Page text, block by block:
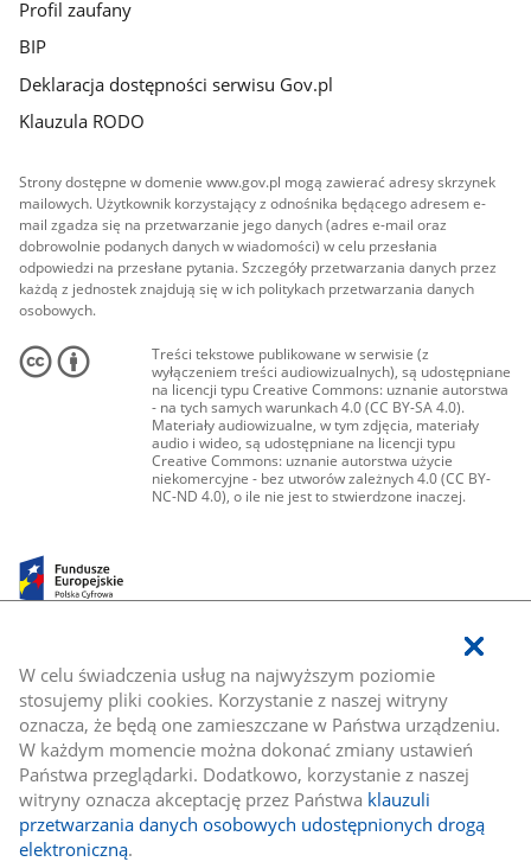
W celu świadczenia usług na najwyższym poziomie
stosujemy pliki cookies. Korzystanie z naszej witryny
oznacza, że będą one zamieszczane w Państwa urządzeniu.
W każdym momencie można dokonać zmiany ustawień
Państwa przeglądarki. Dodatkowo, korzystanie z naszej
witryny oznacza akceptację przez Państwa klauzuli
przetwarzania danych osobowych udostępnionych drogą
elektroniczną.
Profil zaufany
BIP
Deklaracja dostępności serwisu Gov.pl
Klauzula RODO
Strony dostępne w domenie www.gov.pl mogą zawierać adresy skrzynek
mailowych. Użytkownik korzystający z odnośnika będącego adresem e-
mail zgadza się na przetwarzanie jego danych (adres e-mail oraz
dobrowolnie podanych danych w wiadomości) w celu przesłania
odpowiedzi na przesłane pytania. Szczegóły przetwarzania danych przez
każdą z jednostek znajdują się w ich politykach przetwarzania danych
osobowych.
Treści tekstowe publikowane w serwisie (z
wyłączeniem treści audiowizualnych), są udostępniane
na licencji typu Creative Commons: uznanie autorstwa
- na tych samych warunkach 4.0 (CC BY-SA 4.0).
Materiały audiowizualne, w tym zdjęcia, materiały
audio i wideo, są udostępniane na licencji typu
Creative Commons: uznanie autorstwa użycie
niekomercyjne - bez utworów zależnych 4.0 (CC BY-
NC-ND 4.0), o ile nie jest to stwierdzone inaczej.